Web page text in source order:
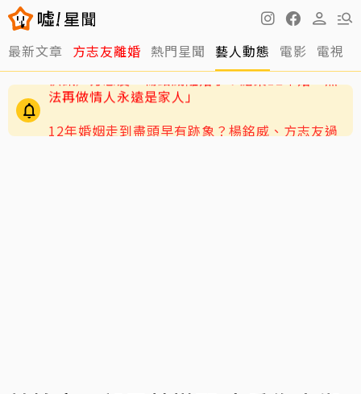
最新文章 方志友離婚 熱門星聞 藝人動態 電影 電視
12年婚姻走到盡頭早有跡象？楊銘威、方志友過